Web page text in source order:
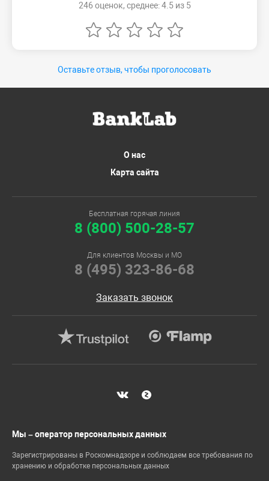
246 оценок, среднее: 4.5 из 5
Оставьте отзыв, чтобы проголосовать
О нас
Карта сайта
Бесплатная горячая линия
8 (800) 500-28-57
Для клиентов Москвы и МО
8 (495) 323-86-68
Заказать звонок
Мы – оператор персональных данных
Зарегистрированы в Роскомнадзоре и соблюдаем все требования по
хранению и обработке персональных данных